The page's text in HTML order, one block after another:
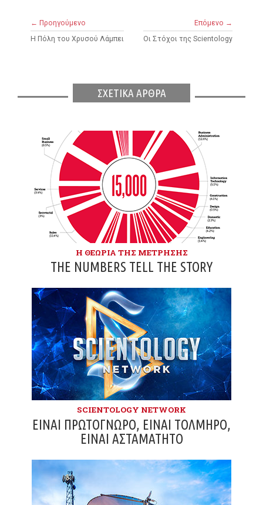
← Προηγούμενο
Η Πόλη του Χρυσού Λάμπει
Επόμενο →
Οι Στόχοι της Scientology
ΣΧΕΤΙΚΑ ΑΡΘΡΑ
Η ΘΕΩΡΊΑ ΤΗΣ ΜΈΤΡΗΣΗΣ
THE NUMBERS TELL THE STORY
SCIENTOLOGY NETWORK
ΕΊΝΑΙ ΠΡΩΤΌΓΝΩΡΟ, ΕΊΝΑΙ ΤΟΛΜΗΡΌ,
ΕΊΝΑΙ ΑΣΤΑΜΆΤΗΤΟ